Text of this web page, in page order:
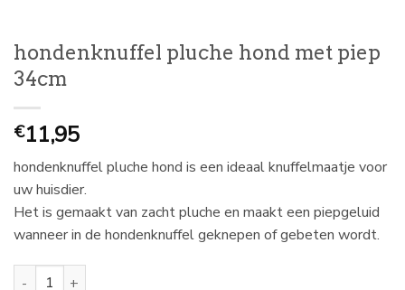
hondenknuffel pluche hond met piep
34cm
€11,95
hondenknuffel pluche hond is een ideaal knuffelmaatje voor
uw huisdier.
Het is gemaakt van zacht pluche en maakt een piepgeluid
wanneer in de hondenknuffel geknepen of gebeten wordt.
hondenknuffel pluche hond met piep 34cm aantal